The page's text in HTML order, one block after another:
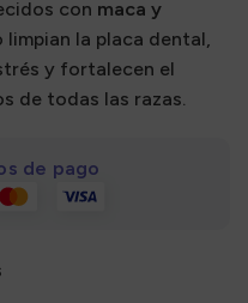
con maca y
limpian la placa dental,
y fortalecen el
de todas las razas.
de pago